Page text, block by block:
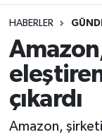
HABERLER
eleştiren
çıkardı
Amazon,
Dünya
Eğitim
Ekonomi
Genel
Süper Lig
Tüm
Son Dakika
Haber